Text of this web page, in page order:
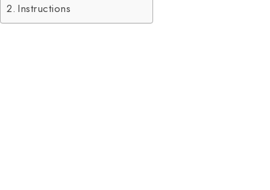
Instructions